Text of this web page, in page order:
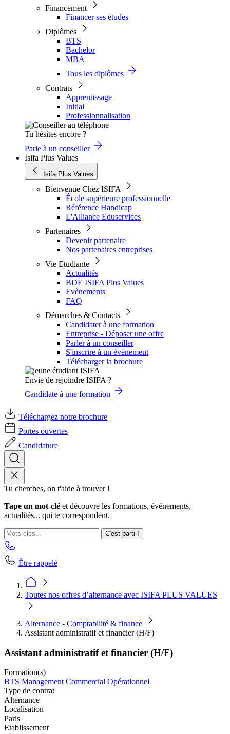
Financement
Financer ses études
Diplômes
BTS
Bachelor
MBA
Tous les diplômes
Contrats
Apprentissage
Initial
Professionnalisation
Tu hésites encore ?
Parle à un conseiller
Isifa Plus Values
Isifa Plus Values
Bienvenue Chez ISIFA
École supérieure professionnelle
Référence Handicap
L'Alliance Eduservices
Partenaires
Devenir partenaire
Nos partenaires entreprises
Vie Etudiante
Actualités
BDE ISIFA Plus Values
Evènements
FAQ
Démarches & Contacts
Candidater à une formation
Entreprise - Déposer une offre
Parler à un conseiller
S'inscrire à un évènement
Télécharger la brochure
Envie de rejoindre ISIFA ?
Candidate à une formation
Téléchargez notre brochure
Portes ouvertes
Candidature
Tu cherches, on t'aide à trouver !
Tape un mot-clé et découvre les formations, événements,
actualités... qui te correspondent.
C'est parti !
Être rappelé
Toutes nos offres d’alternance avec ISIFA PLUS VALUES
Alternance - Comptabilité & finance
Assistant administratif et financier (H/F)
Assistant administratif et financier (H/F)
Formation(s)
BTS Management Commercial Opérationnel
Type de contrat
Alternance
Localisation
Paris
Etablissement